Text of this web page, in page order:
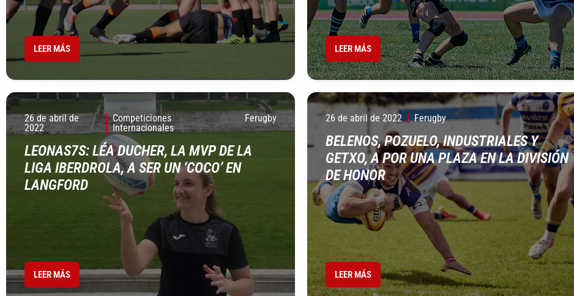
LEER MÁS LEER MÁS
26 de abril de
2022
Competiciones
Internacionales
Ferugby
LEONAS7S: LÉA DUCHER, LA MVP DE LA
LIGA IBERDROLA, A SER UN ‘COCO’ EN
LANGFORD
LEER MÁS
26 de abril de 2022 Ferugby
BELENOS, POZUELO, INDUSTRIALES Y
GETXO, A POR UNA PLAZA EN LA DIVISIÓN
DE HONOR
LEER MÁS